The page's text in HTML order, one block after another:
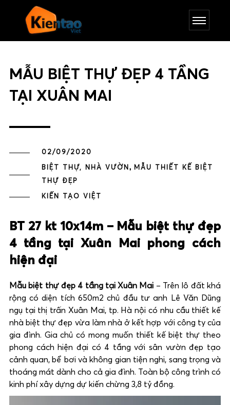
MẪU BIỆT THỰ ĐẸP 4 TẦNG
TẠI XUÂN MAI
02/09/2020
BIỆT THỰ, NHÀ VƯỜN ,
MẪU THIẾT KẾ BIỆT
THỰ ĐẸP
KIẾN TẠO VIỆT
BT 27 kt 10x14m – Mẫu biệt thự đẹp
4 tầng tại Xuân Mai phong cách
hiện đại
Mẫu biệt thự đẹp 4 tầng tại Xuân Mai – Trên lô đất khá
rộng có diện tích 650m2 chủ đầu tư anh Lê Văn Dũng
ngụ tại thị trấn Xuân Mai, tp. Hà nội có nhu cầu thiết kế
nhà biệt thự đẹp vừa làm nhà ở kết hợp với công ty của
gia đình. Gia chủ có mong muốn thiết kế biệt thự theo
phong cách hiện đại có 4 tầng với sân vườn đẹp tạo
cảnh quan, bể bơi và không gian tiện nghi, sang trọng và
thoáng mát dành cho cả gia đình. Toàn bộ công trình có
kinh phí xây dựng dự kiến chừng 3,8 tỷ đồng.